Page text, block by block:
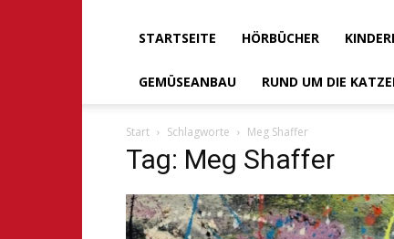
STARTSEITE HÖRBÜCHER
GEMÜSEANBAU RUND UM DIE
Start Schlagworte Meg Shaffer
Tag: Meg Shaffer